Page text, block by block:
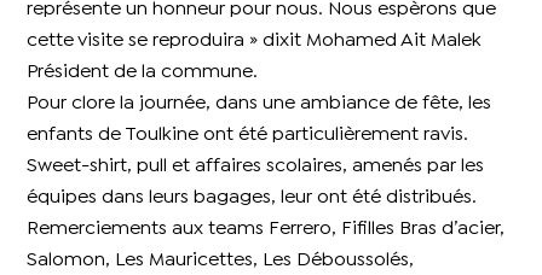
représente un honneur pour nous. Nous espèrons que
cette visite se reproduira » dixit Mohamed Ait Malek
Président de la commune.
Pour clore la journée, dans une ambiance de fête, les
enfants de Toulkine ont été particulièrement ravis.
Sweet-shirt, pull et affaires scolaires, amenés par les
équipes dans leurs bagages, leur ont été distribués.
Remerciements aux teams Ferrero, Fifilles Bras d’acier,
Salomon, Les Mauricettes, Les Déboussolés,